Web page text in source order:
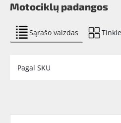
Motociklų padangos
Sąrašo vaizdas